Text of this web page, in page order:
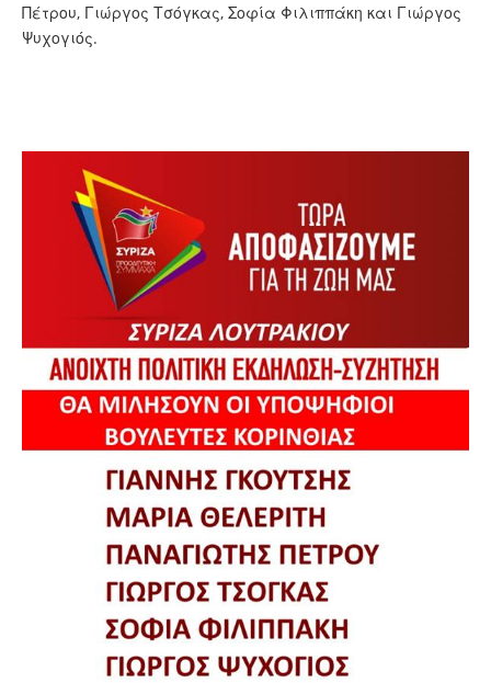
Πέτρου, Γιώργος Τσόγκας, Σοφία Φιλιππάκη και Γιώργος
Ψυχογιός.